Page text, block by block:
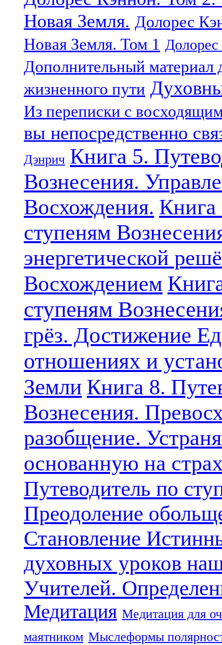
Новая Земля. Долорес
Новая Земля. Том 1
Дополнительный материал
жизненного пути
Из переписки с
вы непосредственно
Дэнрич Книга 5.
Вознесения.
Восхождения. Книга
ступеням
энергетической
Восхождением
ступеням
грёз. Достижение
отношениях и
Земли Книга 8.
Вознесения.
разобщение.
основанную на
Путеводитель по
Преодоление
Становление
духовных уроков
Учителей.
Медитация Медитация для
маятником Мыслеформы